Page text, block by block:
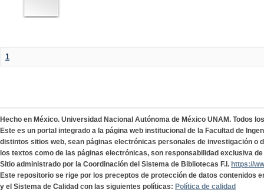
1
Hecho en México. Universidad Nacional Autónoma de México UNAM. Todos
Este es un portal integrado a la página web institucional de la Facultad de
distintos sitios web, sean páginas electrónicas personales de investigación o
los textos como de las páginas electrónicas, son responsabilidad exclusiva
Sitio administrado por la Coordinación del Sistema de Bibliotecas F.I. https://
Este repositorio se rige por los preceptos de protección de datos contenidos
y el Sistema de Calidad con las siguientes políticas: Política de calidad